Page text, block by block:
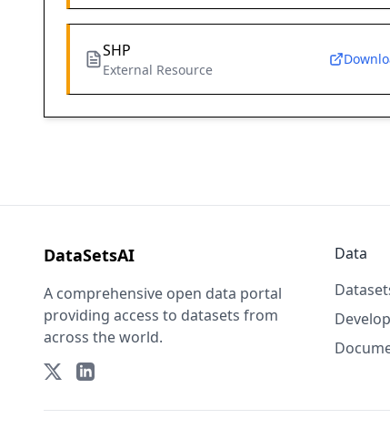
SHP
External Resource
DataSetsAI
A comprehensive open data portal
providing access to datasets from
across the world.
Data